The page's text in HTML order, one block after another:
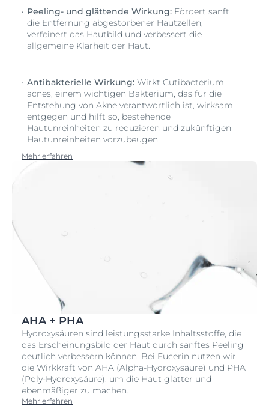
Peeling- und glättende Wirkung: Fördert sanft
die Entfernung abgestorbener Hautzellen,
verfeinert das Hautbild und verbessert die
allgemeine Klarheit der Haut.
Antibakterielle Wirkung: Wirkt Cutibacterium
acnes, einem wichtigen Bakterium, das für die
Entstehung von Akne verantwortlich ist, wirksam
entgegen und hilft so, bestehende
Hautunreinheiten zu reduzieren und zukünftigen
Hautunreinheiten vorzubeugen.
Mehr erfahren
AHA + PHA
Hydroxysäuren sind leistungsstarke Inhaltsstoffe, die
das Erscheinungsbild der Haut durch sanftes Peeling
deutlich verbessern können. Bei Eucerin nutzen wir
die Wirkkraft von AHA (Alpha-Hydroxysäure) und PHA
(Poly-Hydroxysäure), um die Haut glatter und
ebenmäßiger zu machen.
Mehr erfahren